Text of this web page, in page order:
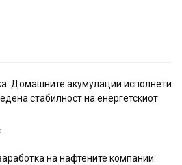
Домашните акумулации исполнети
стабилност на енергетскиот
на нафтените компании: